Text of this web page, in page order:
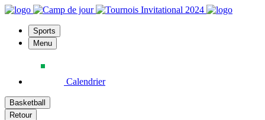
Sports
Menu
Calendrier
Basketball
Retour